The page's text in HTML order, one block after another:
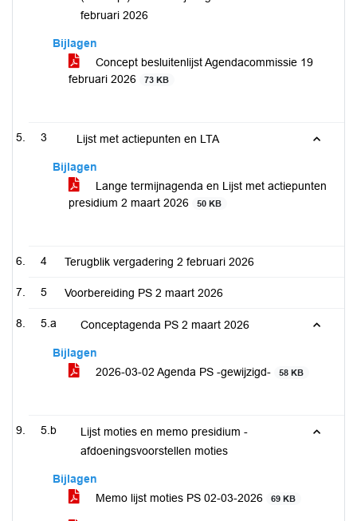
februari 2026
Bijlagen
Concept besluitenlijst Agendacommissie 19
februari 2026
73 KB
3 Lijst met actiepunten en LTA
Bijlagen
Lange termijnagenda en Lijst met actiepunten
presidium 2 maart 2026
50 KB
4 Terugblik vergadering 2 februari 2026
5 Voorbereiding PS 2 maart 2026
5.a Conceptagenda PS 2 maart 2026
Bijlagen
2026-03-02 Agenda PS -gewijzigd-
58 KB
5.b
Lijst moties en memo presidium -
afdoeningsvoorstellen moties
Bijlagen
Memo lijst moties PS 02-03-2026
69 KB